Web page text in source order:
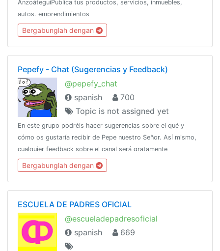
AnzoáteguiPublica tus productos, servicios, inmuebles,
autos, emprendimientos
Bergabunglah dengan
Pepefy - Chat (Sugerencias y Feedback)
@pepefy_chat
spanish
700
Topic is not assigned yet
En este grupo podréis hacer sugerencias sobre el qué y
cómo os gustaría recibir de Pepe nuestro Señor. Así mismo,
cualquier feedback sobre el canal será gratamente
bienvenido.https://t.me/pepefy
Bergabunglah dengan
ESCUELA DE PADRES OFICIAL
@escueladepadresoficial
spanish
669